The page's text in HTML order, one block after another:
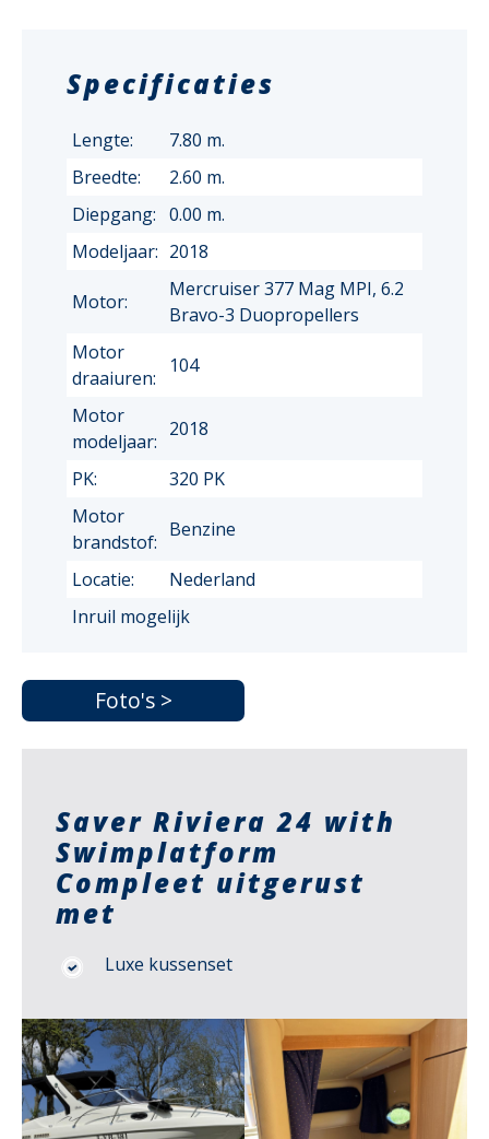
Specificaties
Lengte:
7.80 m.
Breedte:
2.60 m.
Diepgang: 0.00 m.
Modeljaar: 2018
Motor:
Mercruiser 377 Mag MPI, 6.2
Bravo-3 Duopropellers
Motor
draaiuren:
104
Motor
modeljaar:
2018
PK:
320 PK
Motor
brandstof:
Benzine
Locatie:
Nederland
Inruil mogelijk
Foto's >
Saver Riviera 24 with
Swimplatform
Compleet uitgerust
met
Luxe kussenset